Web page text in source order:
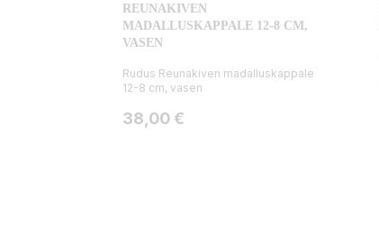
REUNAKIVEN
MADALLUSKAPPALE 12-8 CM,
VASEN
Rudus Reunakiven madalluskappale
12-8 cm, vasen
Hinta
38,00 €